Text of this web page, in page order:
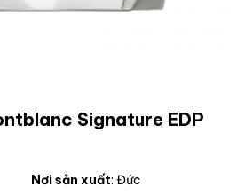
Signature EDP
Nơi sản xuất: Đức